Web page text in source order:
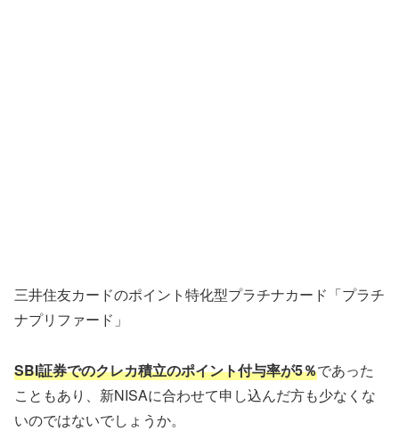
三井住友カードのポイント特化型プラチナカード「プラチ
ナプリファード」
SBI証券でのクレカ積立のポイント付与率が5％であった
こともあり、新NISAに合わせて申し込んだ方も少なくな
いのではないでしょうか。